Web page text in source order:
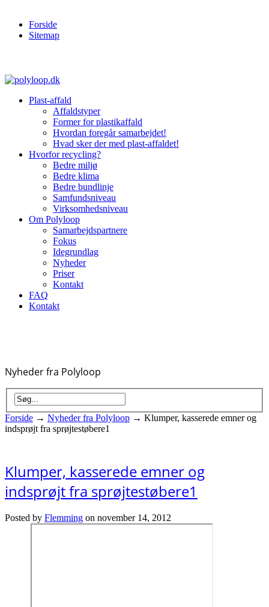
Forside
Sitemap
Plast-affald
Affaldstyper
Former for plastikaffald
Hvordan foregår samarbejdet!
Hvad sker der med plast-affaldet!
Hvorfor recycling?
Bedre miljø
Bedre klima
Bedre bundlinje
Samfundsniveau
Virksomhedsniveau
Om Polyloop
Samarbejdspartnere
Fokus
Idegrundlag
Nyheder
Priser
Kontakt
FAQ
Kontakt
Nyheder fra Polyloop
Forside → Nyheder fra Polyloop → Klumper, kasserede emner og
indsprøjt fra sprøjtestøbere1
Klumper, kasserede emner og
indsprøjt fra sprøjtestøbere1
Posted by Flemming on november 14, 2012